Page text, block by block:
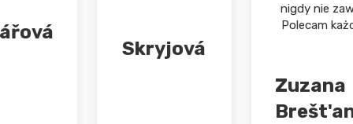
Skryjová
nigdy nie
Polecam
Zuzana